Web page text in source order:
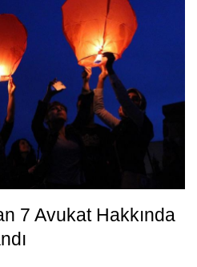
7 Avukat Hakkında